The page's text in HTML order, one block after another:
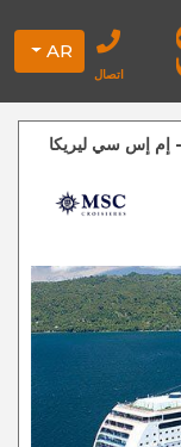
اتصال
AR
- إم إس سي ليريكا